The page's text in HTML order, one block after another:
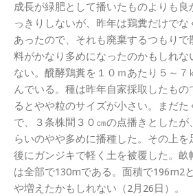
成長が緑肥として播いたものよりも
っきりしないが、昨年は鶏糞だけで
あったので、それも廃棄するつもり
料がかなり多めになったのかもしれな
ない。醗酵鶏糞を１０ｍあたり５～
んでいる。種は昨年自家採取したも
るとやや粒のサイズが小さい。まだ
で、３条株間３０㎝の点播きとしたが
らいのやや多めに播種した。その上
後にガンジキで軽く土を被覆した。畝
は全部で130mである。面積で196m2
や増えたかもしれない（2月26日）。